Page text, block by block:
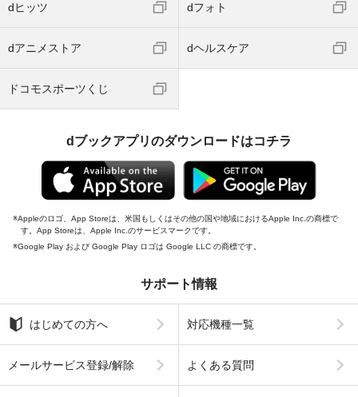
dヒッツ dフォト
dアニメストア dヘルスケア
ドコモスポーツくじ
dブックアプリのダウンロードはコチラ
Appleのロゴ、App Storeは、米国もしくはその他の国や地域におけるApple Inc.の商標で
す。App Storeは、Apple Inc.のサービスマークです。
Google Play および Google Play ロゴは Google LLC の商標です。
サポート情報
はじめての方へ 対応機種一覧
メールサービス登録/解除 よくある質問